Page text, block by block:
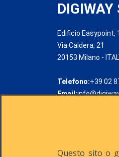
DIGIWAY
Edificio Easypoint,
Via Caldera, 21
20153 Milano -
Telefono:+39 02
Email:
Questo sito o